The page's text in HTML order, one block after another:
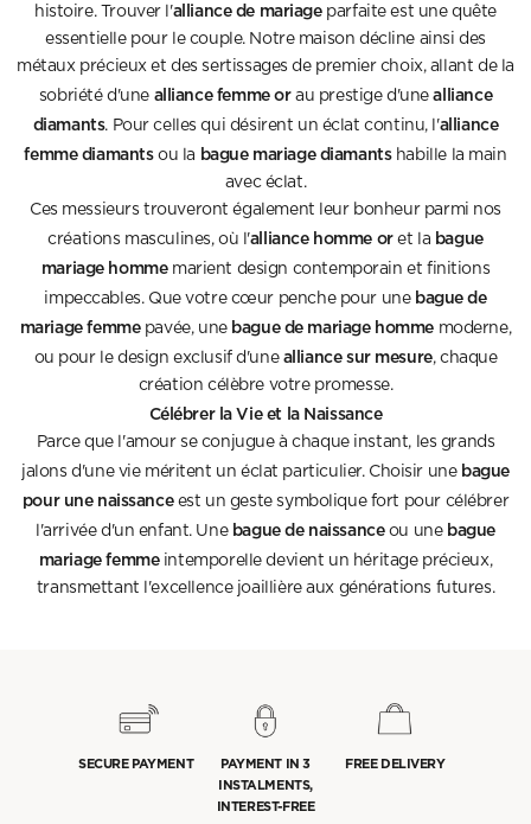
histoire. Trouver l'alliance de mariageparfaite est une quête
essentielle pour le couple. Notre maison décline ainsi des
métaux précieux et des sertissages de premier choix, allant de la
sobriété d'une alliance femme orau prestige d'unealliance
diamants. Pour celles qui désirent un éclat continu, l'alliance
femme diamantsou la bague mariage diamantshabille la main
avec éclat.
Ces messieurs trouveront également leur bonheur parmi nos
créations masculines, où l'alliance homme oret la bague
mariage hommemarient design contemporain et finitions
impeccables. Que votre cœur penche pour une bague de
mariage femmepavée, une bague de mariage homme moderne,
ou pour le design exclusif d'une alliance sur mesure, chaque
création célèbre votre promesse.
Célébrer la Vie et la Naissance
Parce que l'amour se conjugue à chaque instant, les grands
jalons d'une vie méritent un éclat particulier. Choisir une bague
pour une naissanceest un geste symbolique fort pour célébrer
l'arrivée d'un enfant. Une bague de naissanceou une bague
mariage femmeintemporelle devient un héritage précieux,
transmettant l'excellence joaillière aux générations futures.
SECURE PAYMENT
PAYMENT IN 3
INSTALMENTS,
INTEREST-FREE
FREE DELIVERY